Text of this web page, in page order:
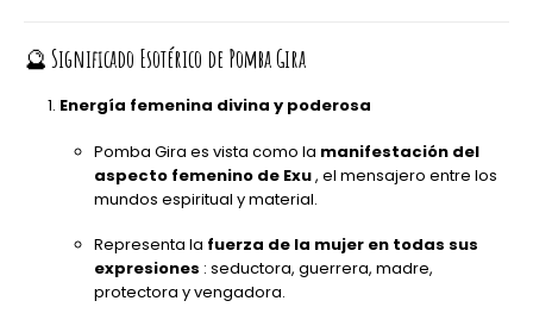
🔮Significado Esotérico de Pomba Gira
Energía femenina divina y poderosa
Pomba Gira es vista como la manifestación del
aspecto femenino de Exu, el mensajero entre los
mundos espiritual y material.
Representa la fuerza de la mujer en todas sus
expresiones : seductora, guerrera, madre,
protectora y vengadora.